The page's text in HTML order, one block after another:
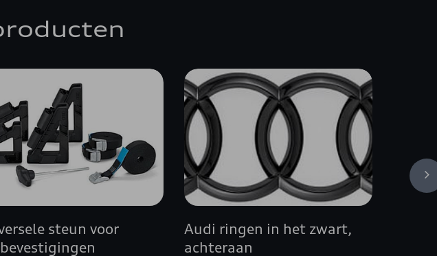
steun voor
Audi ringen in het zwart,
achteraan